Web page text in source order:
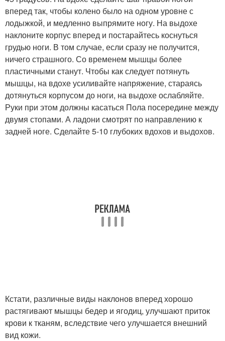
вперед так, чтобы колено было на одном уровне с
лодыжкой, и медленно выпрямите ногу. На выдохе
наклоните корпус вперед и постарайтесь коснуться
грудью ноги. В том случае, если сразу не получится,
ничего страшного. Со временем мышцы более
пластичными станут. Чтобы как следует потянуть
мышцы, на вдохе усиливайте напряжение, стараясь
дотянуться корпусом до ноги, на выдохе ослабляйте.
Руки при этом должны касаться Пола посередине между
двумя стопами. А ладони смотрят по направлению к
задней ноге. Сделайте 5-10 глубоких вдохов и выдохов.
Кстати, различные виды наклонов вперед хорошо
растягивают мышцы бедер и ягодиц, улучшают приток
крови к тканям, вследствие чего улучшается внешний
вид кожи.